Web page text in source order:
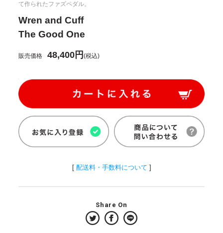
て作られたファズペダル。
Wren and Cuff
The Good One
販売価格 48,400円(税込)
[ 配送料・手数料について ]
Share On